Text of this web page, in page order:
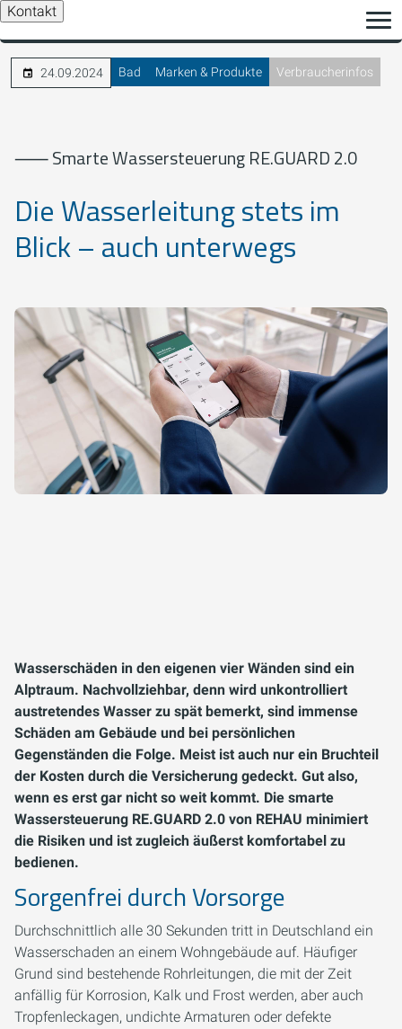
Kontakt
24.09.2024 Bad Marken & Produkte Verbraucherinfos
⸺ Smarte Wassersteuerung RE.GUARD 2.0
Die Wasserleitung stets im
Blick – auch unterwegs
Wasserschäden in den eigenen vier Wänden sind ein
Alptraum. Nachvollziehbar, denn wird unkontrolliert
austretendes Wasser zu spät bemerkt, sind immense
Schäden am Gebäude und bei persönlichen
Gegenständen die Folge. Meist ist auch nur ein Bruchteil
der Kosten durch die Versicherung gedeckt. Gut also,
wenn es erst gar nicht so weit kommt. Die smarte
Wassersteuerung RE.GUARD 2.0 von REHAU minimiert
die Risiken und ist zugleich äußerst komfortabel zu
bedienen.
Sorgenfrei durch Vorsorge
Durchschnittlich alle 30 Sekunden tritt in Deutschland ein
Wasserschaden an einem Wohngebäude auf. Häufiger
Grund sind bestehende Rohrleitungen, die mit der Zeit
anfällig für Korrosion, Kalk und Frost werden, aber auch
Tropfenleckagen, undichte Armaturen oder defekte